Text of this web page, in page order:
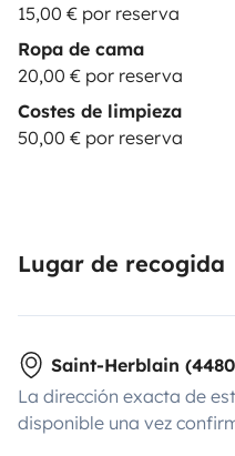
15,00 € por reserva
Ropa de cama
20,00 € por reserva
Costes de limpieza
50,00 € por reserva
Lugar de recogida
Saint-Herblain
La dirección exacta de
disponible una vez